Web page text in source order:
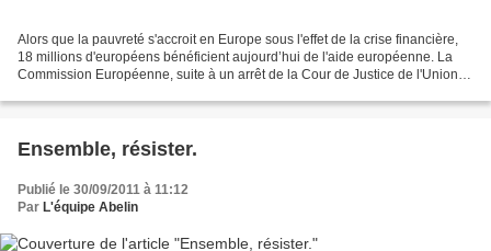
Alors que la pauvreté s'accroit en Europe sous l'effet de la crise financière,
18 millions d'européens bénéficient aujourd’hui de l'aide européenne. La
Commission Européenne, suite à un arrêt de la Cour de Justice de l'Union
Ensemble, résister.
Publié le 30/09/2011 à 11:12
Par L'équipe Abelin